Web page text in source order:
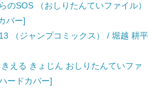
のSOS （おしりたんていファイル）
バー]
（ジャンプコミックス） / 堀越 耕平
える きょじん おしりたんていファ
ードカバー]